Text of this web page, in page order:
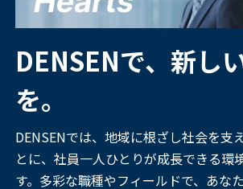
DENSENで、新し
を。
DENSENでは、地域に根ざし社会を支
とに、社員一人ひとりが成長できる環
す。多彩な職種やフィールドで、あな